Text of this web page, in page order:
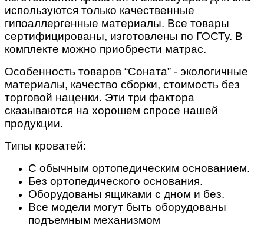
используются только качественные
гипоаллергенные материалы. Все товары
сертифицированы, изготовлены по ГОСТу. В
комплекте можно приобрести матрас.
Особенность товаров “Соната” - экологичные
материалы, качество сборки, стоимость без
торговой наценки. Эти три фактора
сказываются на хорошем спросе нашей
продукции.
Типы кроватей:
С обычным ортопедическим основанием.
Без ортопедического основания.
Оборудованы ящиками с дном и без.
Все модели могут быть оборудованы
подъемным механизмом